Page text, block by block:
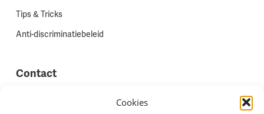
Cookies
Tips & Tricks
Anti-discriminatiebeleid
Contact